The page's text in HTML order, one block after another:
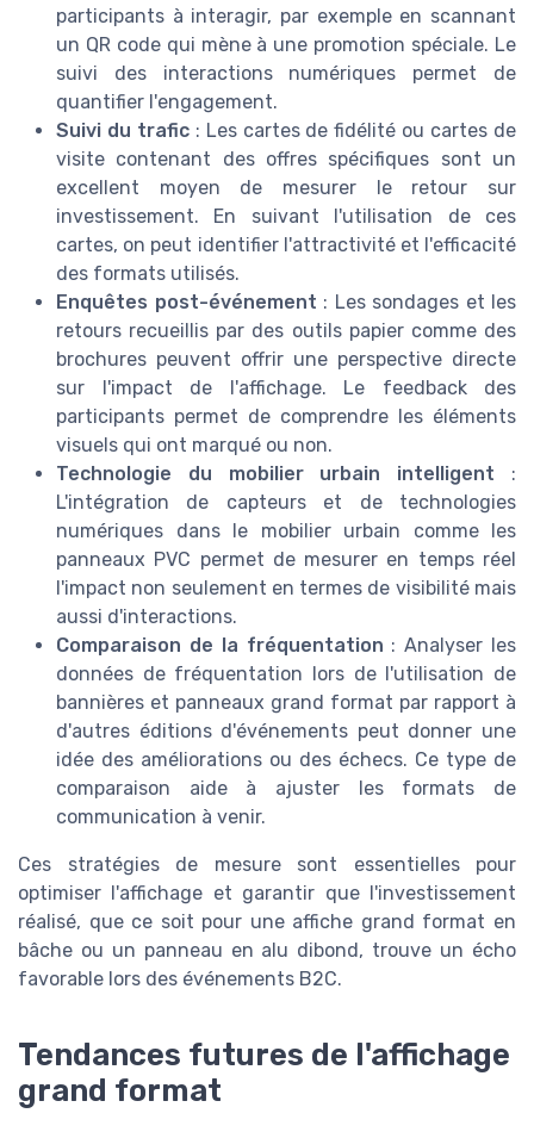
participants à interagir, par exemple en scannant
un QR code qui mène à une promotion spéciale. Le
suivi des interactions numériques permet de
quantifier l'engagement.
Suivi du trafic: Les cartes de fidélité ou cartes de
visite contenant des offres spécifiques sont un
excellent moyen de mesurer le retour sur
investissement. En suivant l'utilisation de ces
cartes, on peut identifier l'attractivité et l'efficacité
des formats utilisés.
Enquêtes post-événement : Les sondages et les
retours recueillis par des outils papier comme des
brochures peuvent offrir une perspective directe
sur l'impact de l'affichage. Le feedback des
participants permet de comprendre les éléments
visuels qui ont marqué ou non.
Technologie du mobilier urbain intelligent :
L'intégration de capteurs et de technologies
numériques dans le mobilier urbain comme les
panneaux PVC permet de mesurer en temps réel
l'impact non seulement en termes de visibilité mais
aussi d'interactions.
Comparaison de la fréquentation : Analyser les
données de fréquentation lors de l'utilisation de
bannières et panneaux grand format par rapport à
d'autres éditions d'événements peut donner une
idée des améliorations ou des échecs. Ce type de
comparaison aide à ajuster les formats de
communication à venir.
Ces stratégies de mesure sont essentielles pour
optimiser l'affichage et garantir que l'investissement
réalisé, que ce soit pour une affiche grand format en
bâche ou un panneau en alu dibond, trouve un écho
favorable lors des événements B2C.
Tendances futures de l'affichage
grand format